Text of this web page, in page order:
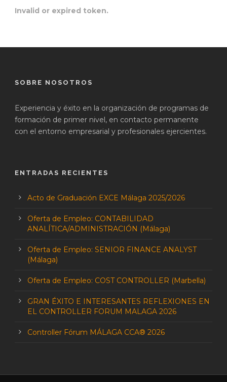
Invalid or expired token.
SOBRE NOSOTROS
Experiencia y éxito en la organización de programas de
formación de primer nivel, en contacto permanente
con el entorno empresarial y profesionales ejercientes.
ENTRADAS RECIENTES
Acto de Graduación EXCE Málaga 2025/2026
Oferta de Empleo: CONTABILIDAD
ANALÍTICA/ADMINISTRACIÓN (Málaga)
Oferta de Empleo: SENIOR FINANCE ANALYST
(Málaga)
Oferta de Empleo: COST CONTROLLER (Marbella)
GRAN ÉXITO E INTERESANTES REFLEXIONES EN
EL CONTROLLER FORUM MALAGA 2026
Controller Fórum MÁLAGA CCA® 2026